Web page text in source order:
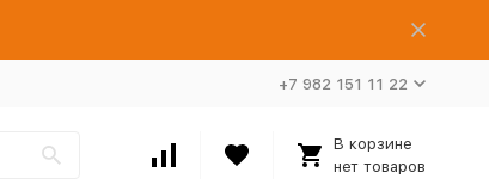
+7 982 151 11 22
В корзине
нет товаров